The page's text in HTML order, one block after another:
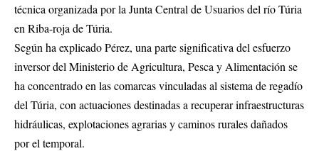
técnica organizada por la Junta Central de Usuarios del río Túria
en Riba-roja de Túria.
Según ha explicado Pérez, una parte significativa del esfuerzo
inversor del Ministerio de Agricultura, Pesca y Alimentación se
ha concentrado en las comarcas vinculadas al sistema de regadío
del Túria, con actuaciones destinadas a recuperar infraestructuras
hidráulicas, explotaciones agrarias y caminos rurales dañados
por el temporal.